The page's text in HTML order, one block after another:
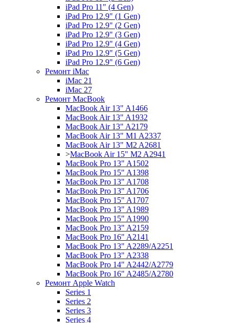
iPad Pro 11" (4 Gen)
iPad Pro 12.9" (1 Gen)
iPad Pro 12.9" (2 Gen)
iPad Pro 12.9" (3 Gen)
iPad Pro 12.9" (4 Gen)
iPad Pro 12.9" (5 Gen)
iPad Pro 12.9" (6 Gen)
Ремонт iMac
iMac 21
iMac 27
Ремонт MacBook
MacBook Air 13" A1466
MacBook Air 13" A1932
MacBook Air 13" A2179
MacBook Air 13" M1 A2337
MacBook Air 13" M2 A2681
>MacBook Air 15" M2 A2941
MacBook Pro 13" A1502
MacBook Pro 15" A1398
MacBook Pro 13" A1708
MacBook Pro 13" A1706
MacBook Pro 15" A1707
MacBook Pro 13" A1989
MacBook Pro 15" A1990
MacBook Pro 13" A2159
MacBook Pro 16" A2141
MacBook Pro 13" A2289/A2251
MacBook Pro 13" A2338
MacBook Pro 14" A2442/A2779
MacBook Pro 16" A2485/A2780
Ремонт Apple Watch
Series 1
Series 2
Series 3
Series 4